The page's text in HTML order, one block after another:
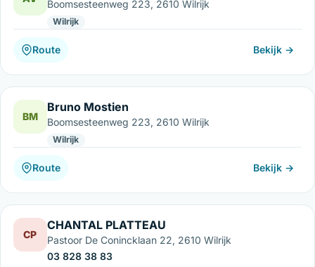
Boomsesteenweg 223, 2610 Wilrijk
Wilrijk
Route Bekijk →
BM
Bruno Mostien
Boomsesteenweg 223, 2610 Wilrijk
Wilrijk
Route Bekijk →
CP
CHANTAL PLATTEAU
Pastoor De Conincklaan 22, 2610 Wilrijk
03 828 38 83